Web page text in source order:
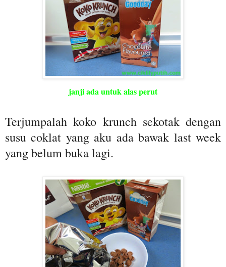
janji ada untuk alas perut
Terjumpalah koko krunch sekotak dengan
susu coklat yang aku ada bawak last week
yang belum buka lagi.